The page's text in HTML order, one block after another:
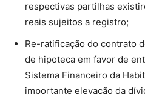
respectivas partilhas
reais sujeitos a registro;
Re-ratificação do contrato
de hipoteca em favor de
Sistema Financeiro da
importante elevação da